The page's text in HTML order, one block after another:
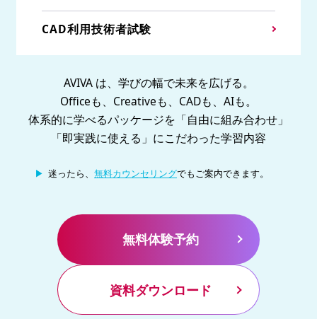
CAD利用技術者試験
AVIVA は、学びの幅で未来を広げる。
Officeも、Creativeも、CADも、AIも。
体系的に学べるパッケージを「自由に組み合わせ」
「即実践に使える」にこだわった学習内容
迷ったら、 無料カウンセリングでもご案内できます。
無料体験予約
資料ダウンロード